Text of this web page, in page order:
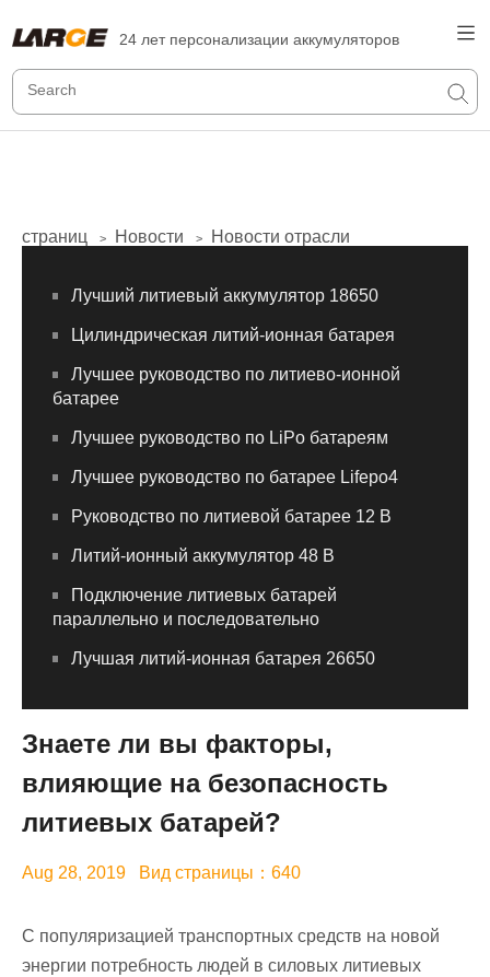
24 лет персонализации аккумуляторов
страниц > Новости > Новости отрасли
Лучший литиевый аккумулятор 18650
Цилиндрическая литий-ионная батарея
Лучшее руководство по литиево-ионной
батарее
Лучшее руководство по LiPo батареям
Лучшее руководство по батарее Lifepo4
Руководство по литиевой батарее 12 В
Литий-ионный аккумулятор 48 В
Подключение литиевых батарей
параллельно и последовательно
Лучшая литий-ионная батарея 26650
Знаете ли вы факторы,
влияющие на безопасность
литиевых батарей?
Aug 28, 2019 Вид страницы：640
С популяризацией транспортных средств на новой
энергии потребность людей в силовых литиевых